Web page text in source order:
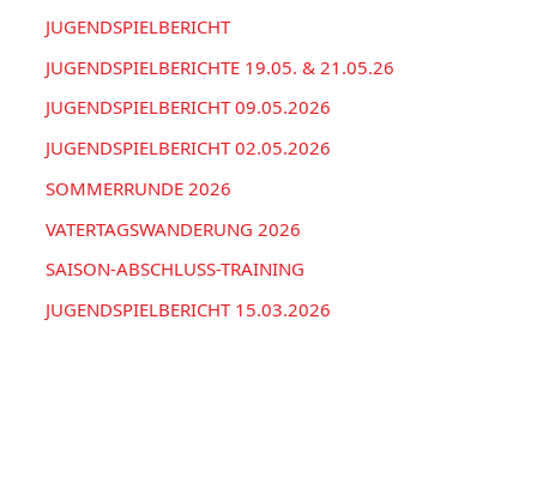
JUGENDSPIELBERICHT
JUGENDSPIELBERICHTE 19.05. & 21.05.26
JUGENDSPIELBERICHT 09.05.2026
JUGENDSPIELBERICHT 02.05.2026
SOMMERRUNDE 2026
VATERTAGSWANDERUNG 2026
SAISON-ABSCHLUSS-TRAINING
JUGENDSPIELBERICHT 15.03.2026